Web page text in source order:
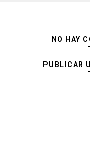
NO HAY
PUBLICAR